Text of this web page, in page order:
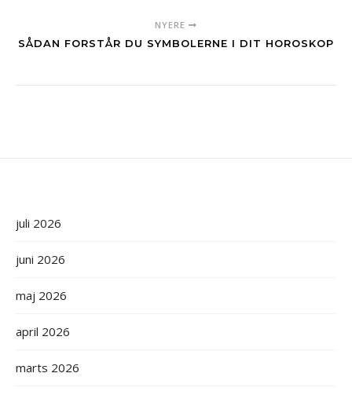
NYERE
SÅDAN FORSTÅR DU SYMBOLERNE I DIT HOROSKOP
juli 2026
juni 2026
maj 2026
april 2026
marts 2026